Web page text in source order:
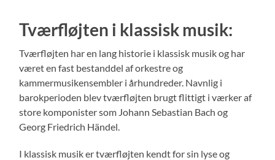
Tværfløjten i klassisk musik:
Tværfløjten har en lang historie i klassisk musik og har
været en fast bestanddel af orkestre og
kammermusikensembler i århundreder. Navnlig i
barokperioden blev tværfløjten brugt flittigt i værker af
store komponister som Johann Sebastian Bach og
Georg Friedrich Händel.
I klassisk musik er tværfløjten kendt for sin lyse og